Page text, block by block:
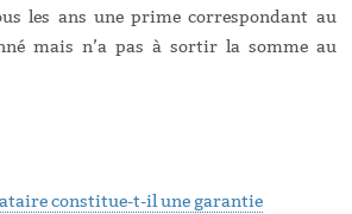
les ans une prime correspondant au
mais n’a pas à sortir la somme au
constitue-t-il une garantie